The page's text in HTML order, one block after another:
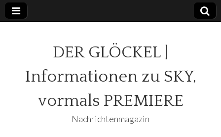
DER GLÖCKEL |
Informationen zu SKY,
vormals PREMIERE
Nachrichtenmagazin